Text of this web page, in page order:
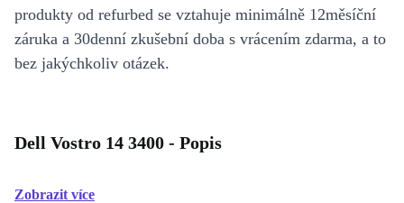
produkty od refurbed se vztahuje minimálně 12měsíční
záruka a 30denní zkušební doba s vrácením zdarma, a to
bez jakýchkoliv otázek.
Dell Vostro 14 3400 - Popis
Zobrazit více